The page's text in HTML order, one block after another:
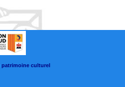
patrimoine culturel